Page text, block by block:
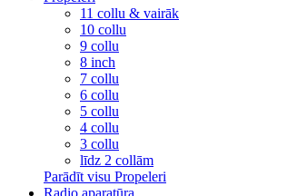
11 collu & vairāk
10 collu
9 collu
8 inch
7 collu
6 collu
5 collu
4 collu
3 collu
līdz 2 collām
Parādīt visu Propeleri
Radio aparatūra